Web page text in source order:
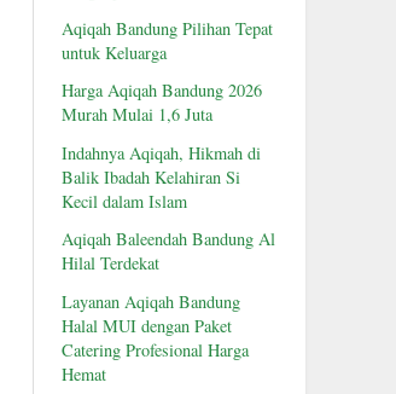
Aqiqah Bandung Pilihan Tepat
untuk Keluarga
Harga Aqiqah Bandung 2026
Murah Mulai 1,6 Juta
Indahnya Aqiqah, Hikmah di
Balik Ibadah Kelahiran Si
Kecil dalam Islam
Aqiqah Baleendah Bandung Al
Hilal Terdekat
Layanan Aqiqah Bandung
Halal MUI dengan Paket
Catering Profesional Harga
Hemat